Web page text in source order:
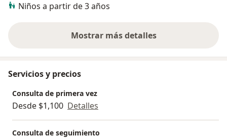
Niños a partir de 3 años
Mostrar más detalles
sobre la experiencia
Servicios y precios
Consulta de primera vez
Desde $1,100 Detalles
Consulta de seguimiento